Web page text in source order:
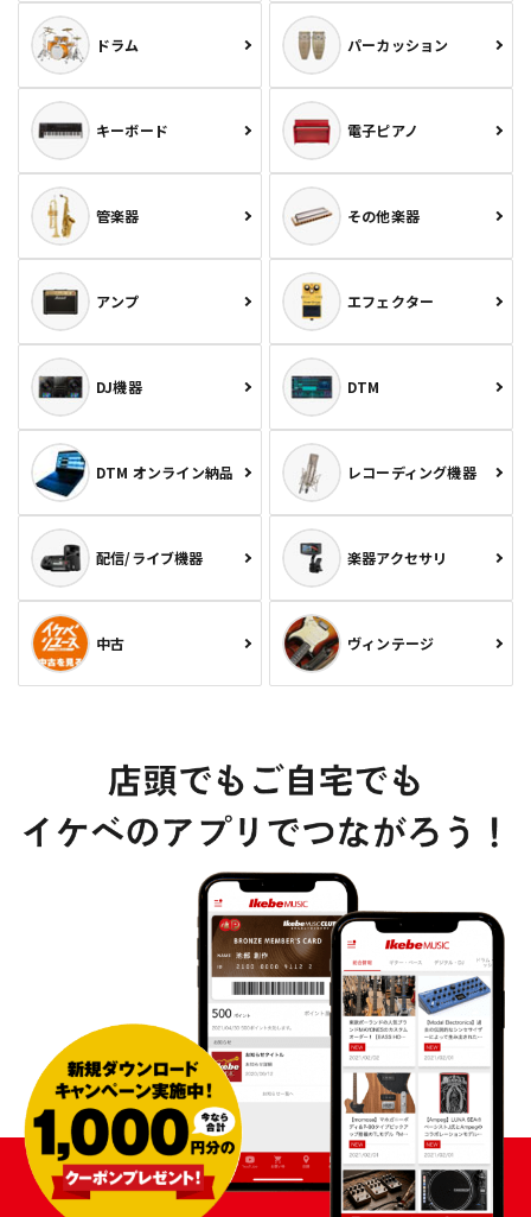
ドラム パーカッション
キーボード 電子ピアノ
管楽器 その他楽器
アンプ エフェクター
DJ機器 DTM
DTM オンライン納品 レコーディング機器
配信/ライブ機器 楽器アクセサリ
中古 ヴィンテージ